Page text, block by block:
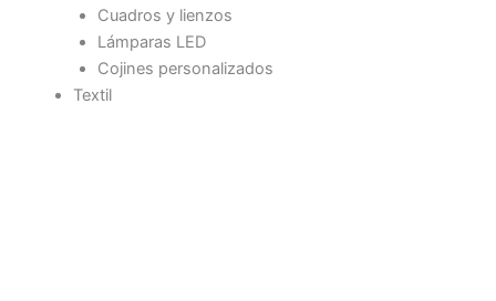
Cuadros y lienzos
Lámparas LED
Cojines personalizados
Textil